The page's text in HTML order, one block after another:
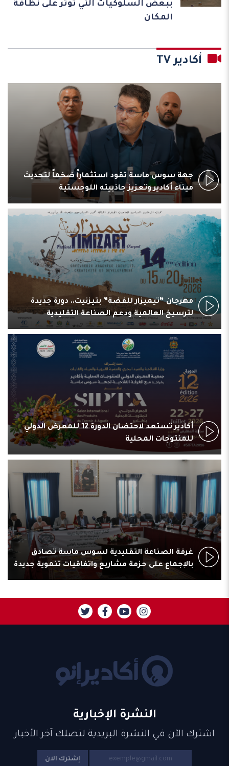
ببعض السلوكيات التي تؤثر على نظافة
المكان
أكادير TV
جهة سوس ماسة تقود استثماراً ضخماً لتحديث
ميناء أكادير وتعزيز جاذبيته اللوجستية
مهرجان “تيميزار للفضة” بتيزنيت.. دورة جديدة
لترسيخ العالمية ودعم الصناعة التقليدية
أكادير تستعد لاحتضان الدورة 12 للمعرض الدولي
للمنتوجات المحلية
غرفة الصناعة التقليدية لسوس ماسة تصادق
بالإجماع على حزمة مشاريع واتفاقيات تنموية جديدة
النشرة الإخبارية
اشترك الآن في النشرة البريدية لتصلك آخر الأخبار
إشترك الآن